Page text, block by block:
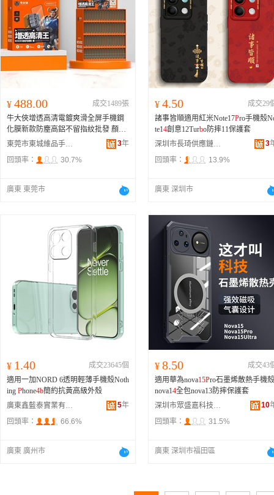
¥ 488.00
成交1489張
牛大俠增透高清電鍍爽滑全屏手機鋼
化膜新款防塵高鋁不留指紋批發 顏色
增透套裝【62個型號/186張膜配膜法
OSOM電鍍超爽滑、A01
【蘋果XR/11】增透高清
增透高清BOSOM電鍍鋼化膜、A03
OSOM
LUS】增透高清BOSOM電
鍍鋼化膜、A06【蘋果13/13
OSOM電鍍鋼化膜、A07
RO】增透高清BOSOM電鍍
鋼化膜、A08【蘋果1
PM】增透高清
OSOM電鍍鋼化膜、A09【蘋果
30膠）】增透高清
BOSOM電鍍鋼化
膜、A10【蘋果
ro(330膠）】增透
高清
OSOM電鍍鋼化膜、A11【蘋果
15P M(330膠）】增透高清B
OSOM電
鍍鋼化膜、A12【蘋果16(330膠）】增
果16
LUS/
LUS(330膠）】增透高
清 BOSOM電鍍鋼化膜、A1
PRO(330膠）】增透高清BOSOM電鍍
鋼化膜、A15【蘋果16PM(330膠）】
增透高清BOSOM電鍍鋼化膜、A16
【主型號：Mate50(330膠）】增透高
清 B OSOM電鍍鋼化膜、A17【主型
鋼化膜、A18【主型號：Mate30】增
東莞市東城維品手機配件批發部 3年
回頭率：
30.7%
廣東 東莞市
¥ 4.50
成交29
諸事皆順適用紅米Note17Pro手機殼
te14創意12Turbo防摔11保護套
深圳市長琦供應鏈管理有限公司
3
回頭率：
13.9%
廣東 深圳市
¥ 1.40
成交23645個
適用一加NORD 6透明輕薄手機殼Noth
ing Phone4b簡約抗黃高級外殼
廣東鑫藍泰實業有限公司
5年
回頭率：
66.6%
廣東 廣州市
¥ 8.50
成交43
適用華為nova15Pro石墨烯散熱手機殼
nova14全包nova13防摔保護套
深圳市眾盛嘉科技有限公司
10
回頭率：
31.5%
廣東 深圳市福田區